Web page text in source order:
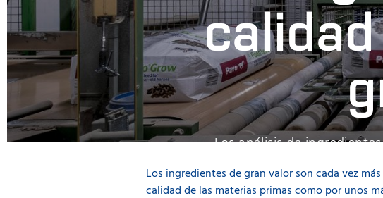
Los análisis de
Los ingredientes de gran valor son cada vez
calidad de las materias primas como por unos